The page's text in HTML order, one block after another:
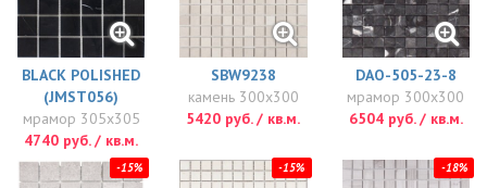
BLACK POLISHED
(JMST056)
мрамор 305x305
4740 руб. / кв.м.
SBW9238
камень 300x300
5420 руб. / кв.м.
DAO-505-23-8
мрамор 300x300
6504 руб. / кв.м.
-15% -15% -18%